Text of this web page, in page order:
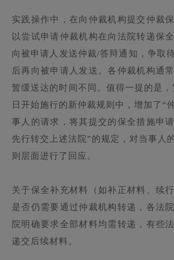
实践操作中，在向仲裁机构提交仲裁
以尝试申请仲裁机构在向法院转递保
向被申请人发送仲裁/答辩通知，争取
后再向被申请人发送。各仲裁机构通
暂缓送达的时间不同。值得一提的是
日开始施行的新仲裁规则中，增加了“
事人的请求，将其提交的保全措施申
先行转交上述法院”的规定，对当事人
则层面进行了回应。
关于保全补充材料（如补正材料、续
是否仍需要通过仲裁机构转递，各法
院明确要求全部材料均需转递，有些
递交后续材料。